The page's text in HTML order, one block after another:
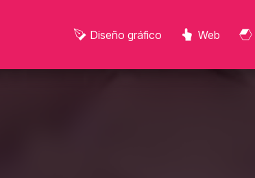
Diseño gráfico Web